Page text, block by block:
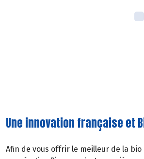
Une innovation française et
Afin de vous offrir le meilleur de la